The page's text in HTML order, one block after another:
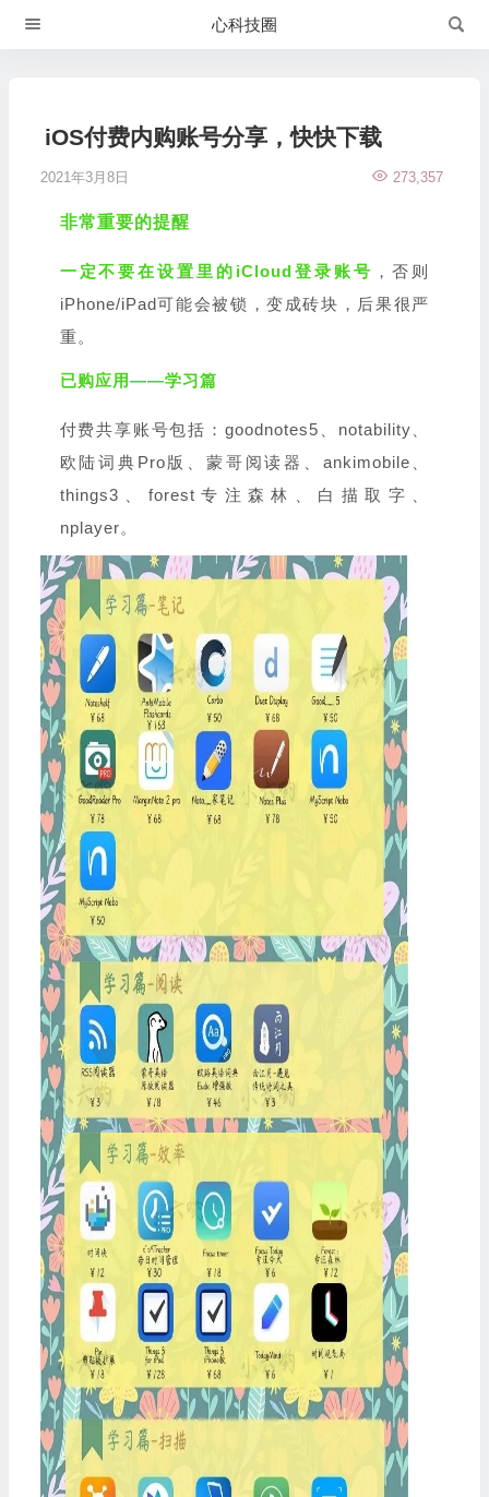
心科技圈
iOS付费内购账号分享，快快下载
2021年3月8日 273,357
非常重要的提醒
一定不要在设置里的iCloud登录账号 ，否则
iPhone/iPad可能会被锁，变成砖块，后果很严
重。
已购应用——学习篇
付费共享账号包括：goodnotes5、notability、
欧陆词典Pro版、蒙哥阅读器、ankimobile、
things3、forest专注森林、白描取字、
nplayer。